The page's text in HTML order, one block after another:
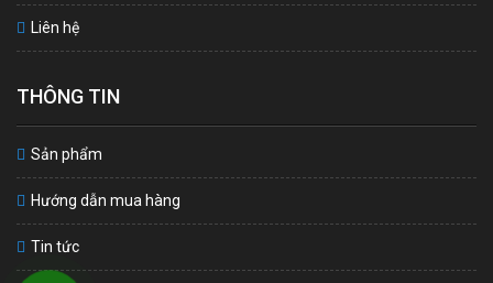
Liên hệ
THÔNG TIN
Sản phẩm
Hướng dẫn mua hàng
Tin tức